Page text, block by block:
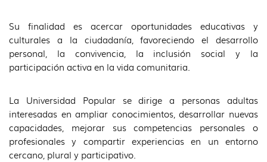
Su finalidad es acercar oportunidades educativas y
culturales a la ciudadanía, favoreciendo el desarrollo
personal, la convivencia, la inclusión social y la
participación activa en la vida comunitaria.
La Universidad Popular se dirige a personas adultas
interesadas en ampliar conocimientos, desarrollar nuevas
capacidades, mejorar sus competencias personales o
profesionales y compartir experiencias en un entorno
cercano, plural y participativo.